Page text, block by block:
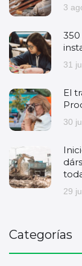
3
31
El
30
29
Categorías